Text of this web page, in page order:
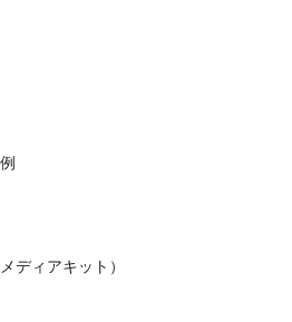
ディアキット）